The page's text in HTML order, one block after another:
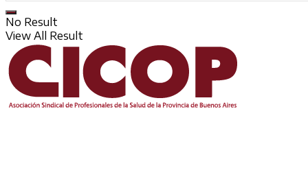
No Result
View All Result